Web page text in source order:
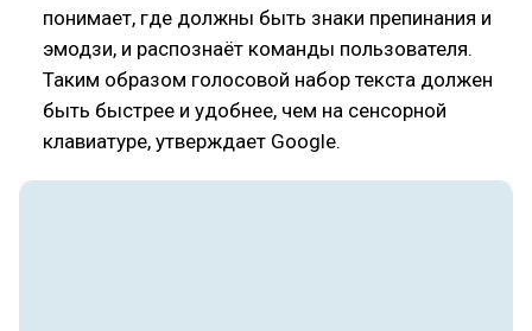
понимает, где должны быть знаки препинания и
эмодзи, и распознаёт команды пользователя.
Таким образом голосовой набор текста должен
быть быстрее и удобнее, чем на сенсорной
клавиатуре, утверждает Google.